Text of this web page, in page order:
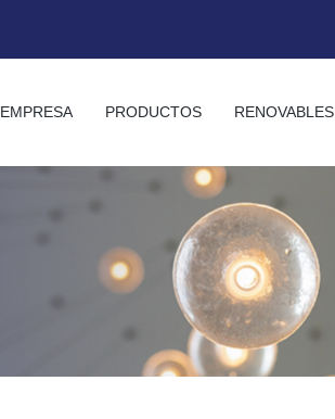
EMPRESA PRODUCTOS RENOVABLES